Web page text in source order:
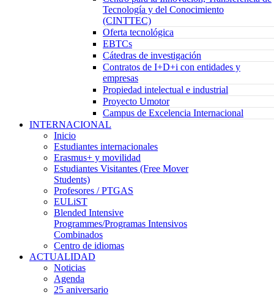
Tecnología y del Conocimiento
(CINTTEC)
Oferta tecnológica
EBTCs
Cátedras de investigación
Contratos de I+D+i con entidades y
empresas
Propiedad intelectual e industrial
Proyecto Umotor
Campus de Excelencia Internacional
INTERNACIONAL
Inicio
Estudiantes internacionales
Erasmus+ y movilidad
Estudiantes Visitantes (Free Mover
Students)
Profesores / PTGAS
EULiST
Blended Intensive
Programmes/Programas Intensivos
Combinados
Centro de idiomas
ACTUALIDAD
Noticias
Agenda
25 aniversario